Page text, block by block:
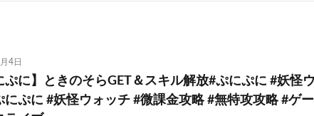
4日
ぷに】ときのそらGET＆スキル解放#ぷにぷに #妖怪
にぷに #妖怪ウォッチ #微課金攻略 #無特攻攻略 #ゲ